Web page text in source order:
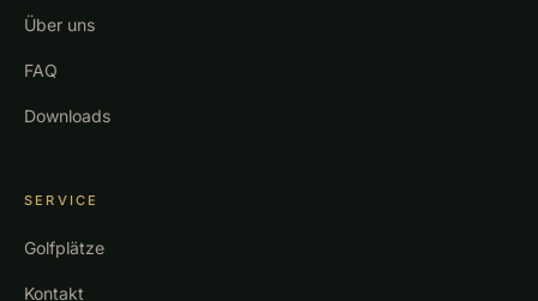
Über uns
FAQ
Downloads
SERVICE
Golfplätze
Kontakt